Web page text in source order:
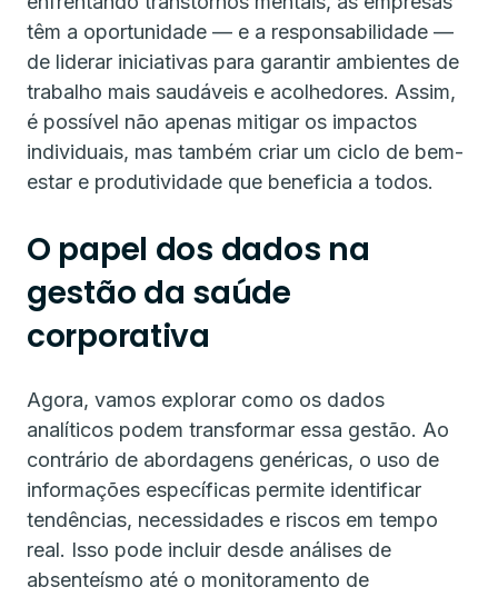
têm a oportunidade — e a responsabilidade —
de liderar iniciativas para garantir ambientes de
trabalho mais saudáveis e acolhedores. Assim,
é possível não apenas mitigar os impactos
individuais, mas também criar um ciclo de bem-
estar e produtividade que beneficia a todos.
O papel dos dados na
gestão da saúde
corporativa
Agora, vamos explorar como os dados
analíticos podem transformar essa gestão. Ao
contrário de abordagens genéricas, o uso de
informações específicas permite identificar
tendências, necessidades e riscos em tempo
real. Isso pode incluir desde análises de
absenteísmo até o monitoramento de